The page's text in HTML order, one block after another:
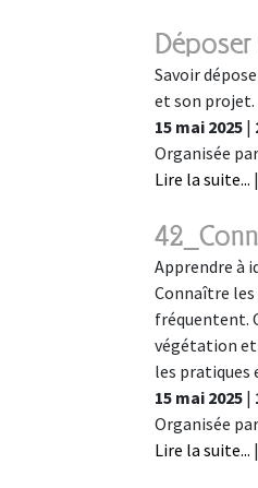
Savoir
et son projet.
15 mai 2025 |
Organisée
Lire la suite... |
Apprendre à
Connaître les
fréquentent.
végétation et
les pratiques
15 mai 2025 |
Organisée
Lire la suite... |